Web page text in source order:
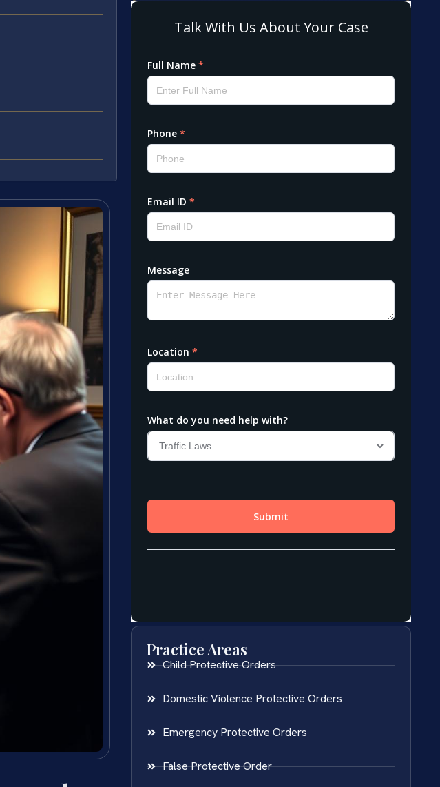
Practice Areas
Child Protective Orders
Domestic Violence Protective Orders
Emergency Protective Orders
False Protective Order